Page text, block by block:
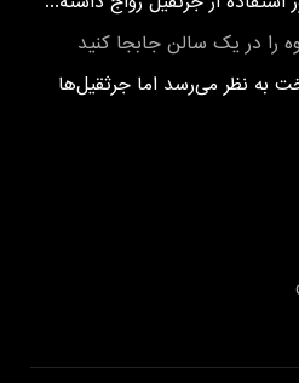
را در یک سالن جابجا کنید
به نظر می‌رسد اما جرثقیل‌ها